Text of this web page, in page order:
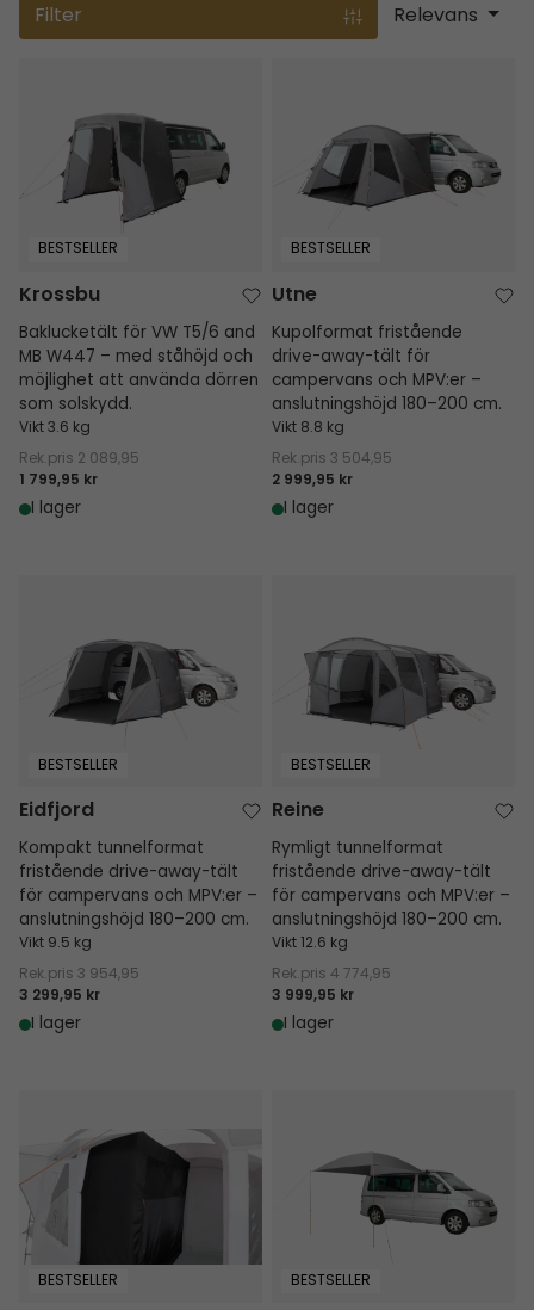
Filter Relevans
BESTSELLER
Krossbu
Baklucketält för VW T5/6 and
MB W447 – med ståhöjd och
möjlighet att använda dörren
som solskydd.
Vikt 3.6 kg
Rek.pris 2 089,95
1 799,95 kr
I lager
BESTSELLER
Utne
Kupolformat fristående
drive-away-tält för
campervans och MPV:er –
anslutningshöjd 180–200 cm.
Vikt 8.8 kg
Rek.pris 3 504,95
2 999,95 kr
I lager
BESTSELLER
Eidfjord
Kompakt tunnelformat
fristående drive-away-tält
för campervans och MPV:er –
anslutningshöjd 180–200 cm.
Vikt 9.5 kg
Rek.pris 3 954,95
3 299,95 kr
I lager
BESTSELLER
Reine
Rymligt tunnelformat
fristående drive-away-tält
för campervans och MPV:er –
anslutningshöjd 180–200 cm.
Vikt 12.6 kg
Rek.pris 4 774,95
3 999,95 kr
I lager
BESTSELLER BESTSELLER